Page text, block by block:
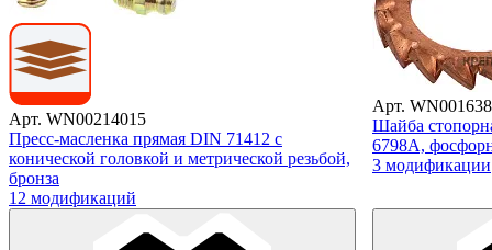
Арт. WN00214015
Пресс-масленка прямая DIN 71412 с
конической головкой и метрической резьбой,
бронза
12 модификаций
Арт.
Шайба
6798A,
3 модификации